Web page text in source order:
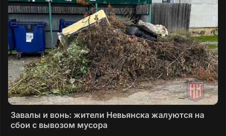
Завалы и вонь: жители Невьянска жалуются на
сбои с вывозом мусора